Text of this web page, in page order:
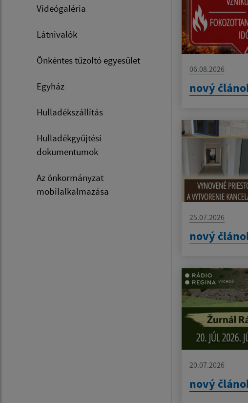
Videógaléria
Látnivalók
Önkéntes tűzoltó egyesület
Egyház
Hulladékszállítás
Hulladékgyűjtési
dokumentumok
Az önkormányzat
mobilalkalmazása
06.08.2026
nový
25.07.2026
nový
20.07.2026
nový